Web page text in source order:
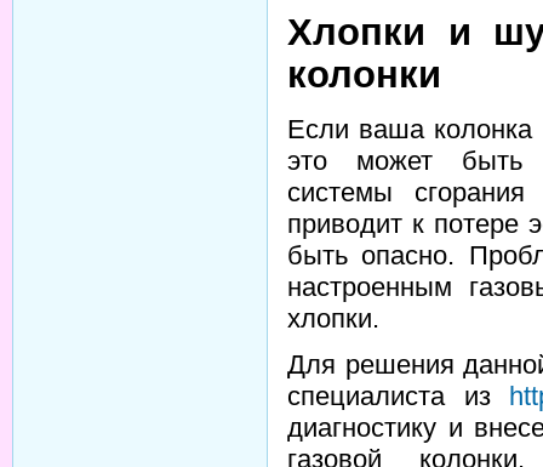
Хлопки и
колонки
Если ваша колонка
это может быть
системы
приводит к потере
быть опасно.
настроенным
хлопки.
Для решения
специалиста из
диагностику и
газовой